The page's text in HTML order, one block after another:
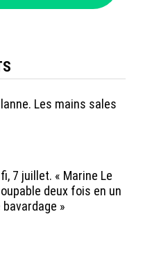
Les mains sales
7 juillet. « Marine Le
deux fois en un
bavardage »